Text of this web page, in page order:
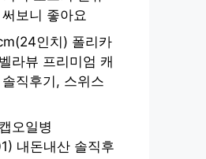
보니 좋아요
인치) 폴리카
라뷰 프리미엄 캐
직후기, 스위스
오일병
내돈내산 솔직후